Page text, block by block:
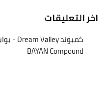
اخر التعليقات
كمبوند Dream Valley - بوابة مصر العقارية
BAYAN Compound